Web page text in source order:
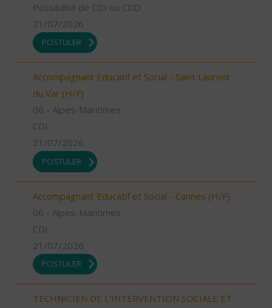
Possibilité de CDI ou CDD
21/07/2026
POSTULER
Accompagnant Educatif et Social - Saint Laurent
du Var (H/F)
06 - Alpes-Maritimes
CDI
21/07/2026
POSTULER
Accompagnant Educatif et Social - Cannes (H/F)
06 - Alpes-Maritimes
CDI
21/07/2026
POSTULER
TECHNICIEN DE L'INTERVENTION SOCIALE ET